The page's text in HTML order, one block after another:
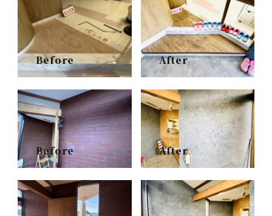
Before After
Before After